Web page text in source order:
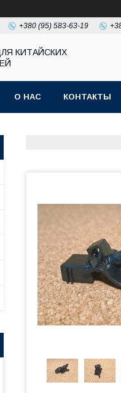
+380 (95) 583-63-19
КИТАЙСКИХ
О НАС КОНТАКТЫ